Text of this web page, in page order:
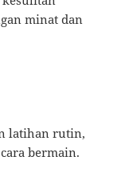
minat dan
latihan rutin,
bermain.